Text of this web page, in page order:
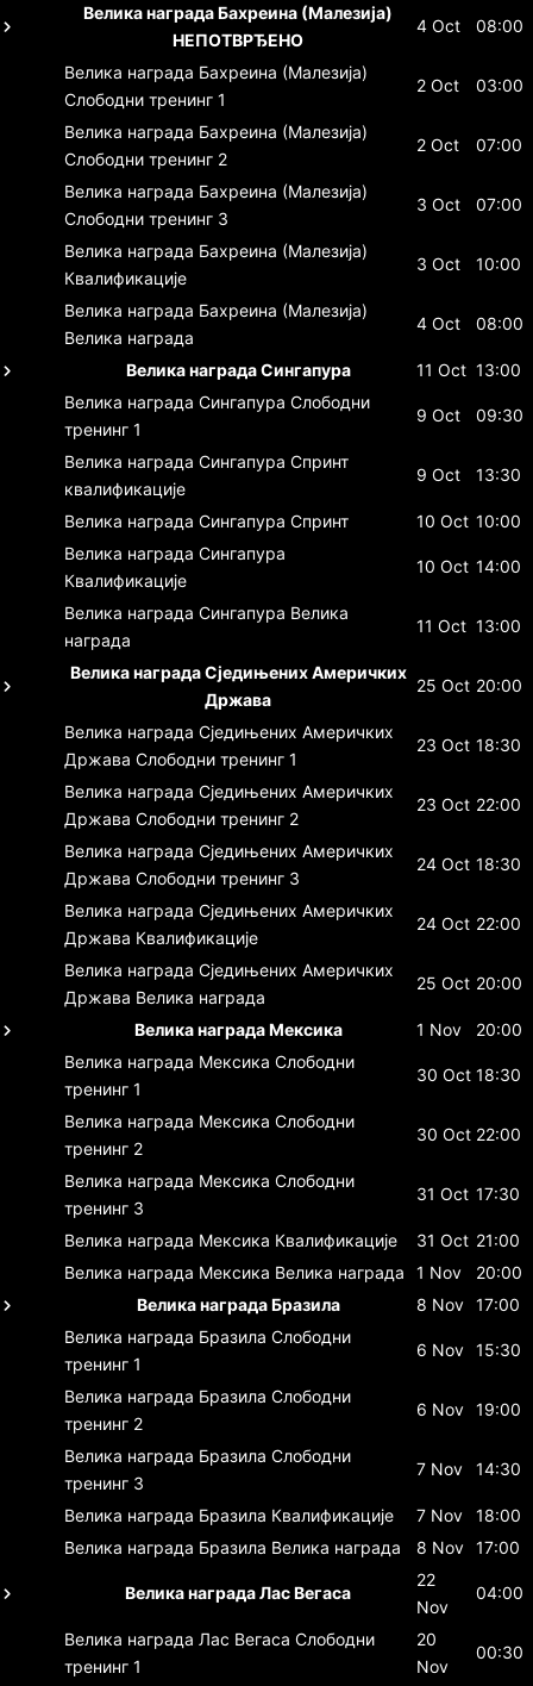
Велика награда Бахреина (Малезија)
НЕПОТВРЂЕНО
4 Oct 08:00
Велика награда Бахреина (Малезија)
Слободни тренинг 1
2 Oct 03:00
Велика награда Бахреина (Малезија)
Слободни тренинг 2
2 Oct 07:00
Велика награда Бахреина (Малезија)
Слободни тренинг 3
3 Oct 07:00
Велика награда Бахреина (Малезија)
Квалификације
3 Oct 10:00
Велика награда Бахреина (Малезија)
Велика награда
4 Oct 08:00
Велика награда Сингапура 11 Oct 13:00
Велика награда Сингапура Слободни
тренинг 1
9 Oct 09:30
Велика награда Сингапура Спринт
квалификације
9 Oct 13:30
Велика награда Сингапура Спринт 10 Oct 10:00
Велика награда Сингапура
Квалификације
10 Oct 14:00
Велика награда Сингапура Велика
награда
11 Oct 13:00
Велика награда Сједињених Америчких
Држава
25 Oct 20:00
Велика награда Сједињених Америчких
Држава Слободни тренинг 1
23 Oct 18:30
Велика награда Сједињених Америчких
Држава Слободни тренинг 2
23 Oct 22:00
Велика награда Сједињених Америчких
Држава Слободни тренинг 3
24 Oct 18:30
Велика награда Сједињених Америчких
Држава Квалификације
24 Oct 22:00
Велика награда Сједињених Америчких
Држава Велика награда
25 Oct 20:00
Велика награда Мексика 1 Nov
20:00
Велика награда Мексика Слободни
тренинг 1
30 Oct 18:30
Велика награда Мексика Слободни
тренинг 2
30 Oct 22:00
Велика награда Мексика Слободни
тренинг 3
31 Oct 17:30
Велика награда Мексика Квалификације 31 Oct 21:00
Велика награда Мексика Велика награда 1 Nov
20:00
Велика награда Бразила
8 Nov 17:00
Велика награда Бразила Слободни
тренинг 1
6 Nov 15:30
Велика награда Бразила Слободни
тренинг 2
6 Nov 19:00
Велика награда Бразила Слободни
тренинг 3
7 Nov 14:30
Велика награда Бразила Квалификације 7 Nov
18:00
Велика награда Бразила Велика награда 8 Nov 17:00
Велика награда Лас Вегаса
22
Nov
04:00
Велика награда Лас Вегаса Слободни
тренинг 1
20
Nov
00:30